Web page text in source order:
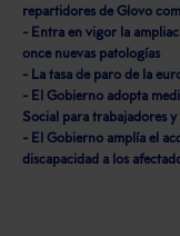
repartidores de Glovo
- Entra en vigor la
once nuevas patologías
- La tasa de paro de la
- El Gobierno adopta
Social para trabajadores
- El Gobierno amplía el
discapacidad a los